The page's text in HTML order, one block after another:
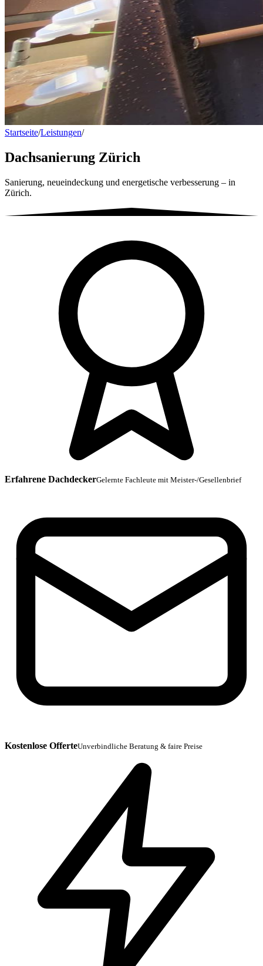
Startseite/Leistungen/Dachsanierung Zürich
Dachsanierung Zürich
Sanierung, neueindeckung und energetische verbesserung – in
Zürich.
Erfahrene DachdeckerGelernte Fachleute mit Meister-/Gesellenbrief
Kostenlose OfferteUnverbindliche Beratung & faire Preise